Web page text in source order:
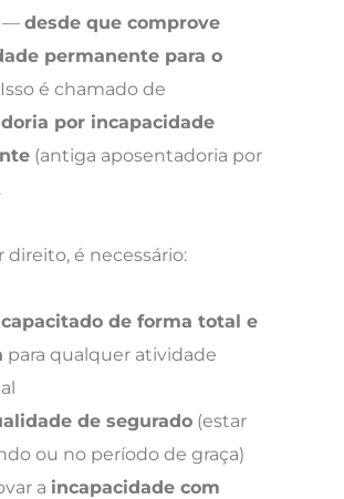
— desde que comprove
permanente para o
Isso é chamado de
por incapacidade
(antiga aposentadoria por
direito, é necessário:
de forma total e
para qualquer atividade
de segurado (estar
ou no período de graça)
a incapacidade com